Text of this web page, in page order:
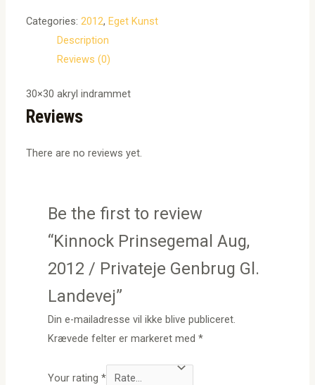
Categories:2012,Eget Kunst
Description
Reviews (0)
30×30 akryl indrammet
Reviews
There are no reviews yet.
Be the first to review
“Kinnock Prinsegemal Aug,
2012 / Privateje Genbrug Gl.
Landevej”
Din e-mailadresse vil ikke blive publiceret.
Krævede felter er markeret med*
Your rating*